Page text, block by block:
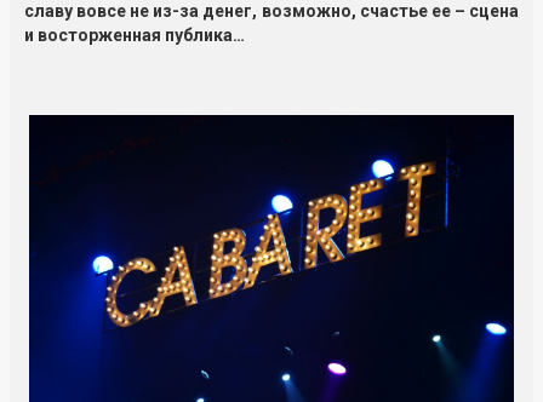
славу вовсе не из-за денег, возможно, счастье ее – сцена
и восторженная публика…